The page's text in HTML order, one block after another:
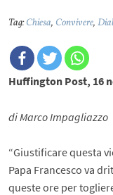
Tag:Chiesa, Convivere,
Huffington Post, 16
di Marco Impagliazzo
“Giustificare questa
Papa Francesco va
queste ore per